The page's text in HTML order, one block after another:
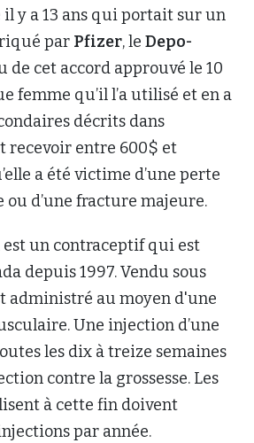
y a 13 ans qui portait sur un
par Pfizer, le Depo-
de cet accord approuvé le 10
femme qu’il l’a utilisé et en a
décrits dans
recevoir entre 600$ et
a été victime d’une perte
ou d’une fracture majeure.
est un contraceptif qui est
depuis 1997. Vendu sous
administré au moyen d'une
Une injection d’une
les dix à treize semaines
contre la grossesse. Les
à cette fin doivent
par année.